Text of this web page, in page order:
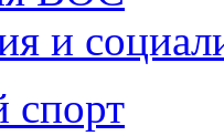
и
спорт